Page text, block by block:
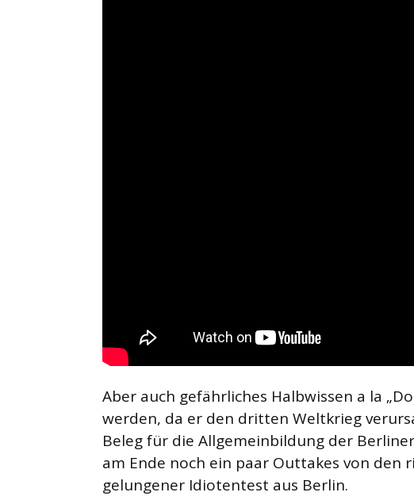
Aber auch gefährliches Halbwissen a la
werden, da er den dritten Weltkrieg
Beleg für die Allgemeinbildung der
am Ende noch ein paar Outtakes von
gelungener Idiotentest aus Berlin.